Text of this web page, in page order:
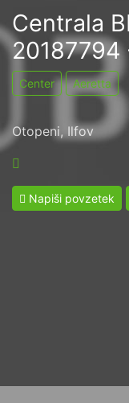
Centrala
20187794
Center Aeretta
Otopeni, Ilfov
Napiši povzetek